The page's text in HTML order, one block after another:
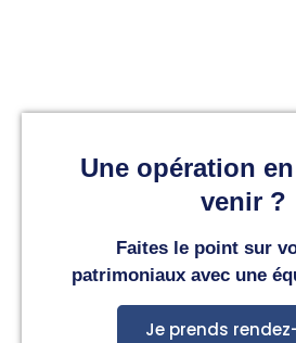
Une opération
venir ?
Faites le point sur
patrimoniaux avec une
Je prends